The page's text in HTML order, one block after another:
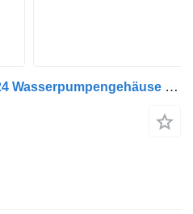
Volvo FM (01.05-) 21096524 Wasserpumpengehäuse für Volvo FM7-FM12, FM, FMX (1998-2014) Sattelzugmaschine